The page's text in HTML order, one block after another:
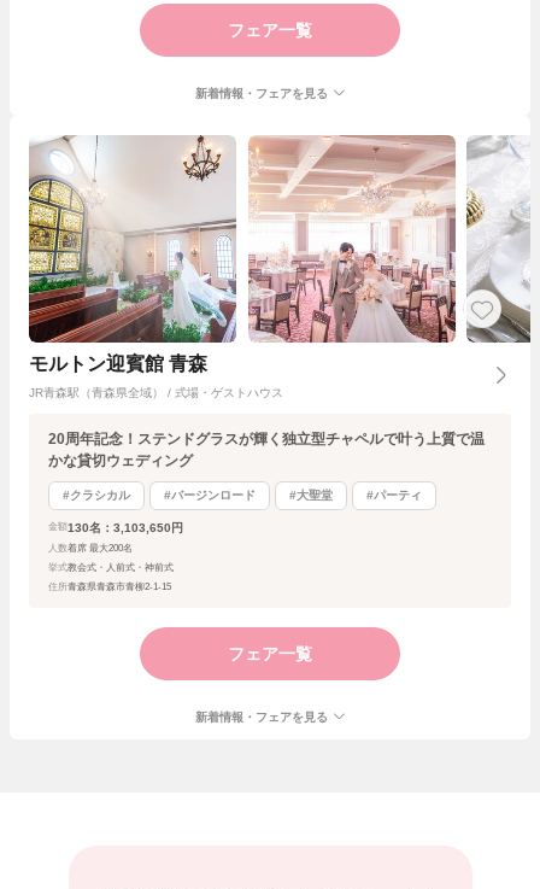
フェア一覧
新着情報・フェアを見る
モルトン迎賓館 青森
JR青森駅（青森県全域） / 式場・ゲストハウス
20周年記念！ステンドグラスが輝く独立型チャペルで叶う上質で温
かな貸切ウェディング
#クラシカル #バージンロード #大聖堂 #パーティ
金額 130名：3,103,650円
人数着席 最大200名
挙式教会式・人前式・神前式
住所青森県青森市青柳2-1-15
フェア一覧
新着情報・フェアを見る